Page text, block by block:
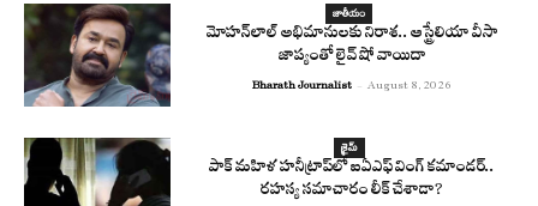
జాతీయం
మోహన్‌లాల్ అభిమానులకు నిరాశ.. ఆస్ట్రేలియా వీసా
జాప్యంతో లైవ్ షో వాయిదా
Bharath Journalist - August 8, 2026
క్రైమ్
పాక్ మహిళ హనీట్రాప్‌లో ఐఏఎఫ్ వింగ్ కమాండర్..
రహస్య సమాచారం లీక్ చేశాడా?